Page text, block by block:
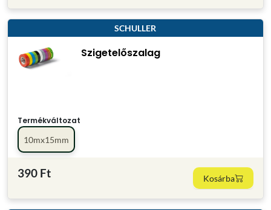
SCHULLER
Szigetelőszalag
Termékváltozat
10mx15mm
390 Ft Kosárba